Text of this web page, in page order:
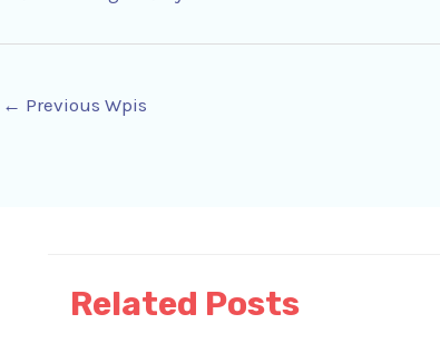
← Previous Wpis
Related Posts